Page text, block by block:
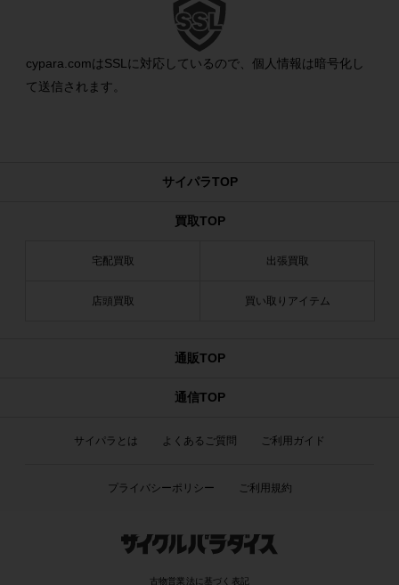
cypara.comはSSLに対応しているので、個人情報は暗号化し
て送信されます。
サイパラTOP
買取TOP
宅配買取 出張買取
店頭買取 買い取りアイテム
通販TOP
通信TOP
サイパラとは よくあるご質問 ご利用ガイド
プライバシーポリシー ご利用規約
古物営業法に基づく表記